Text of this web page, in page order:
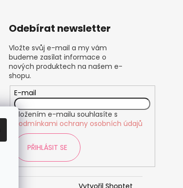
Odebírat newsletter
Vložte svůj e-mail a my vám
budeme zasílat informace o
nových produktech na našem e-
shopu.
E-mail
Vložením e-mailu souhlasíte s
podmínkami ochrany osobních údajů
PŘIHLÁSIT SE